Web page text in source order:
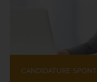
CANDIDATURE